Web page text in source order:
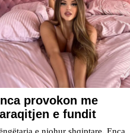
provokon me
e fundit
e njohur shqiptare, Enca